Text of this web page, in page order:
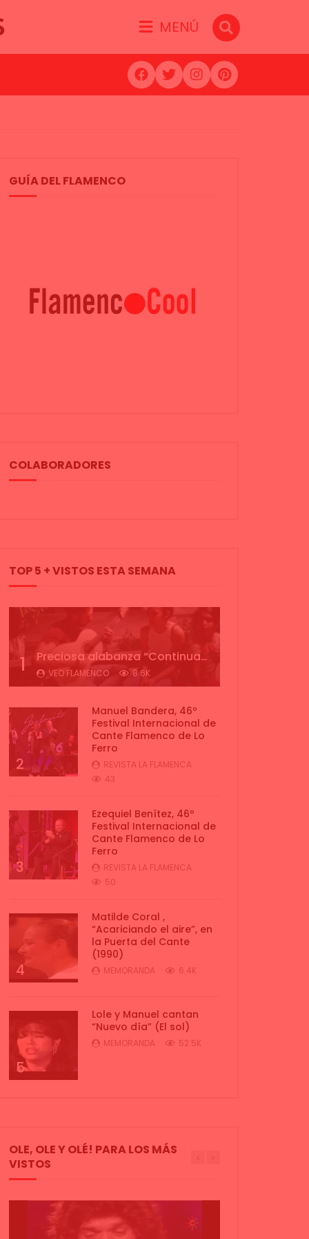
MENÚ
GUÍA DEL FLAMENCO
COLABORADORES
TOP 5 + VISTOS ESTA SEMANA
1 Preciosa alabanza “Continua” cantada por ALBA CORTES acompañada de IVAN a la guitarra | VEOFLAMENCO
VEO FLAMENCO 8.6K
2
Manuel Bandera, 46º
Festival Internacional de
Cante Flamenco de Lo
Ferro
REVISTA LA FLAMENCA
43
3
Ezequiel Benítez, 46º
Festival Internacional de
Cante Flamenco de Lo
Ferro
REVISTA LA FLAMENCA
50
4
Matilde Coral ,
“Acariciando el aire”, en
la Puerta del Cante
(1990)
MEMORANDA 6.4K
5
Lole y Manuel cantan
“Nuevo día” (El sol)
MEMORANDA 52.5K
OLE, OLE Y OLÉ! PARA LOS MÁS
VISTOS